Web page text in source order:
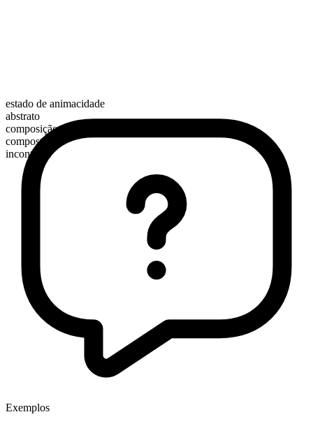
estado de animacidade
abstrato
composição morfológica
composto
incontável
Exemplos